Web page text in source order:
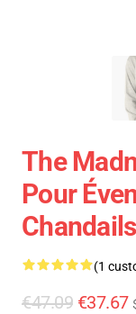
The
Pour
Chandails
(1
€47.09 €37.67